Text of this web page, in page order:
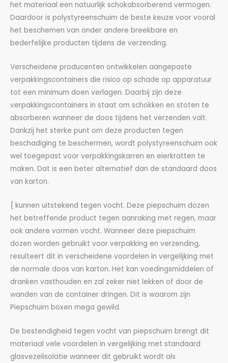
het materiaal een natuurlijk schokabsorberend vermogen.
Daardoor is polystyreenschuim de beste keuze voor vooral
het beschemen van onder andere breekbare en
bederfelijke producten tijdens de verzending.
Verscheidene producenten ontwikkelen aangepaste
verpakkingscontainers die risico op schade op apparatuur
tot een minimum doen verlagen. Daarbij zijn deze
verpakkingscontainers in staat om schokken en stoten te
absorberen wanneer de doos tijdens het verzenden valt.
Dankzij het sterke punt om deze producten tegen
beschadiging te beschermen, wordt polystyreenschuim ook
wel toegepast voor verpakkingskarren en eierkratten te
maken. Dat is een beter alternatief dan de standaard doos
van karton.
{ kunnen uitstekend tegen vocht. Deze piepschuim dozen
het betreffende product tegen aanraking met regen, maar
ook andere vormen vocht. Wanneer deze piepschuim
dozen worden gebruikt voor verpakking en verzending,
resulteert dit in verscheidene voordelen in vergelijking met
de normale doos van karton. Het kan voedingsmiddelen of
dranken vasthouden en zal zeker niet lekken of door de
wanden van de container dringen. Dit is waarom zijn
Piepschuim boxen mega gewild.
De bestendigheid tegen vocht van piepschuim brengt dit
materiaal vele voordelen in vergelijking met standaard
glasvezelisolatie wanneer dit gebruikt wordt als